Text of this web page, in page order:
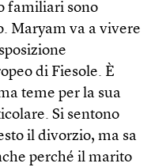
familiari sono
Maryam va a vivere
di Fiesole. È
teme per la sua
Si sentono
il divorzio, ma sa
perché il marito